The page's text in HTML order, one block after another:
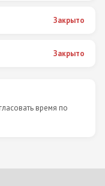
Закрыто
Закрыто
время по